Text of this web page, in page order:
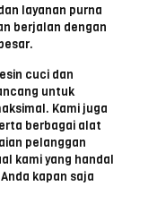
layanan purna
berjalan dengan
cuci dan
untuk
Kami juga
berbagai alat
pelanggan
kami yang handal
kapan saja